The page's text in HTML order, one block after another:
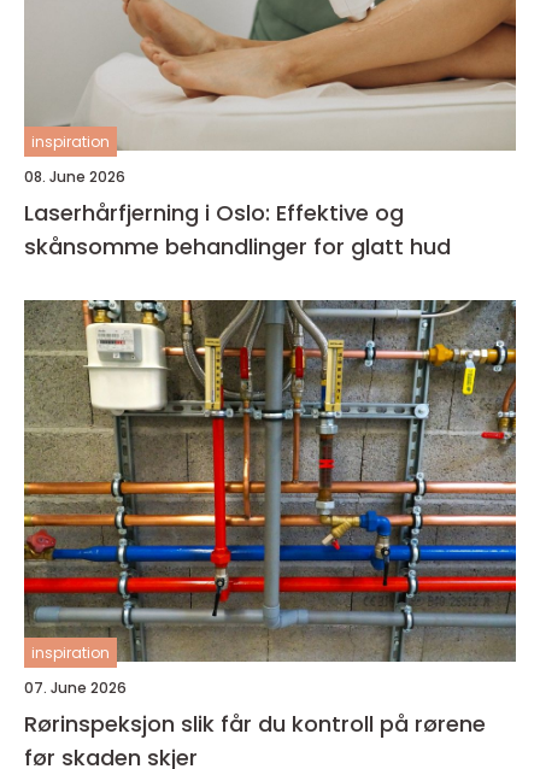
inspiration
08. June 2026
Laserhårfjerning i Oslo: Effektive og
skånsomme behandlinger for glatt hud
inspiration
07. June 2026
Rørinspeksjon slik får du kontroll på rørene
før skaden skjer